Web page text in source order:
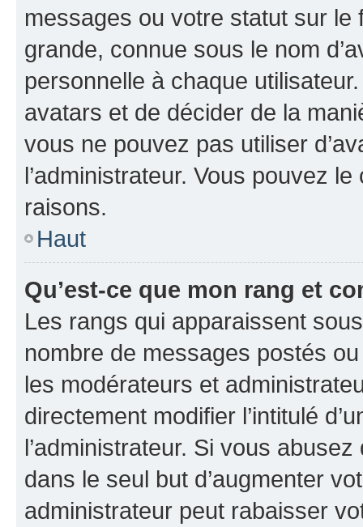
messages ou votre statut sur
grande, connue sous le nom
personnelle à chaque utilisateur.
avatars et de décider de la
vous ne pouvez pas utiliser
l’administrateur. Vous pouvez
raisons.
Haut
Qu’est-ce que mon rang et
Les rangs qui apparaissent
nombre de messages postés
les modérateurs et
directement modifier l’intitulé
l’administrateur. Si vous
dans le seul but d’augmenter
administrateur peut rabaisser